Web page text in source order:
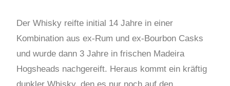
Der Whisky reifte initial 14 Jahre in einer
Kombination aus ex-Rum und ex-Bourbon Casks
und wurde dann 3 Jahre in frischen Madeira
Hogsheads nachgereift. Heraus kommt ein kräftig